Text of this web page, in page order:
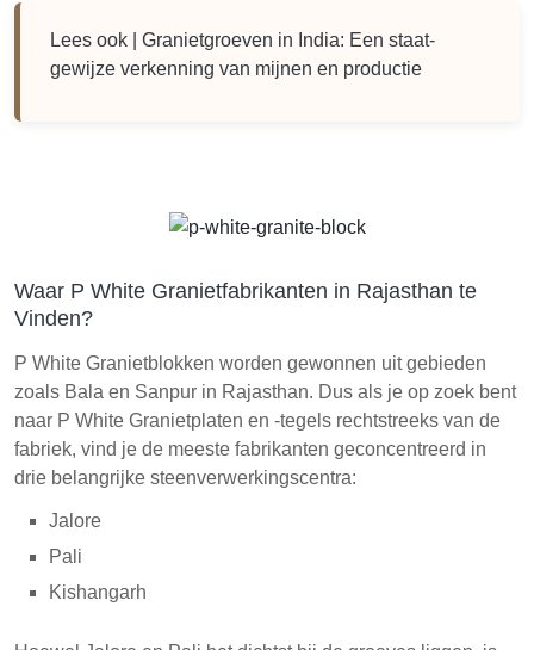
Lees ook |Granietgroeven in India: Een staat-
gewijze verkenning van mijnen en productie
Waar P White Granietfabrikanten in Rajasthan te
Vinden?
P White Granietblokken worden gewonnen uit gebieden
zoals Bala en Sanpur in Rajasthan. Dus als je op zoek bent
naar P White Granietplaten en -tegels rechtstreeks van de
fabriek, vind je de meeste fabrikanten geconcentreerd in
drie belangrijke steenverwerkingscentra:
Jalore
Pali
Kishangarh